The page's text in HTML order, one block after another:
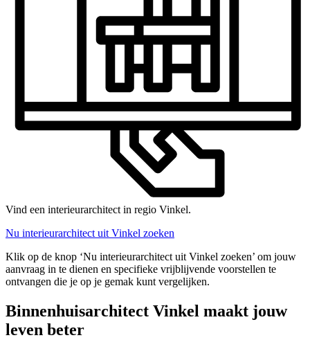
Vind een interieurarchitect in regio Vinkel.
Nu interieurarchitect uit Vinkel zoeken
Klik op de knop ‘Nu interieurarchitect uit Vinkel zoeken’ om jouw
aanvraag in te dienen en specifieke vrijblijvende voorstellen te
ontvangen die je op je gemak kunt vergelijken.
Binnenhuisarchitect Vinkel maakt jouw
leven beter